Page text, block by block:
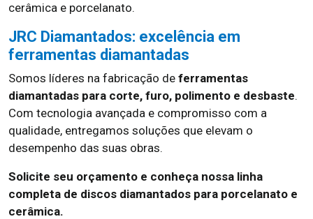
cerâmica e porcelanato.
JRC Diamantados: excelência em
ferramentas diamantadas
Somos líderes na fabricação de ferramentas
diamantadas para corte, furo, polimento e desbaste.
Com tecnologia avançada e compromisso com a
qualidade, entregamos soluções que elevam o
desempenho das suas obras.
Solicite seu orçamento e conheça nossa linha
completa de discos diamantados para porcelanato e
cerâmica.